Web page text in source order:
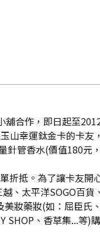
合作，即日起至
幸運鈦金卡的卡友
針管香水(價值180元
折抵。為了讓卡友
、太平洋SOGO百
妝藥妝(如：屈臣氏
SHOP、香草集...等